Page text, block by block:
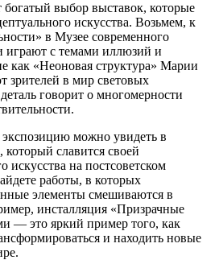
богатый выбор выставок, которые
искусства. Возьмем, к
в Музее современного
играют с темами иллюзий и
как «Неоновая структура» Марии
в мир световых
говорит о многомерности
можно увидеть в
славится своей
искусства на постсоветском
работы, в которых
элементы смешиваются в
инсталляция «Призрачные
— это яркий пример того, как
и находить новые